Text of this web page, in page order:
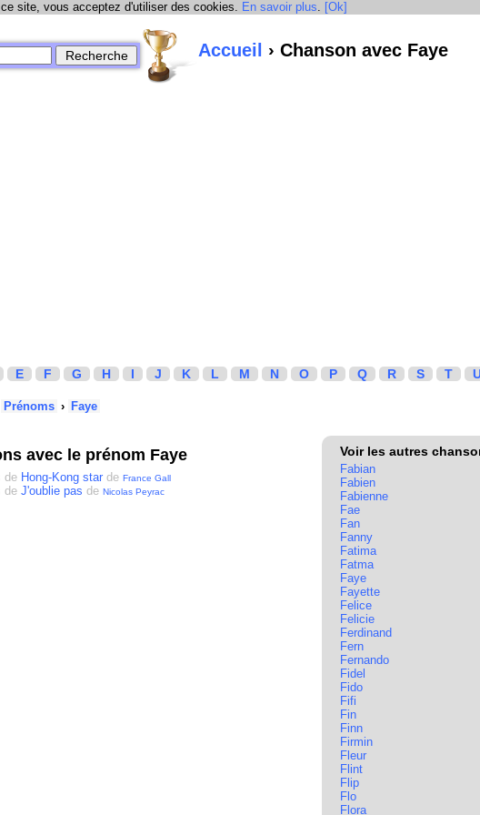
site, vous acceptez d'utiliser des cookies. En savoir plus. [Ok]
Accueil › Chanson avec Faye
E F G H I J K L M N O P Q R S T
Prénoms › Faye
avec le prénom Faye
de Hong-Kong star de France Gall
de J'oublie pas de Nicolas Peyrac
Voir les autres
Fabian
Fabien
Fabienne
Fae
Fan
Fanny
Fatima
Fatma
Faye
Fayette
Felice
Felicie
Ferdinand
Fern
Fernando
Fidel
Fido
Fifi
Fin
Finn
Firmin
Fleur
Flint
Flip
Flo
Flora